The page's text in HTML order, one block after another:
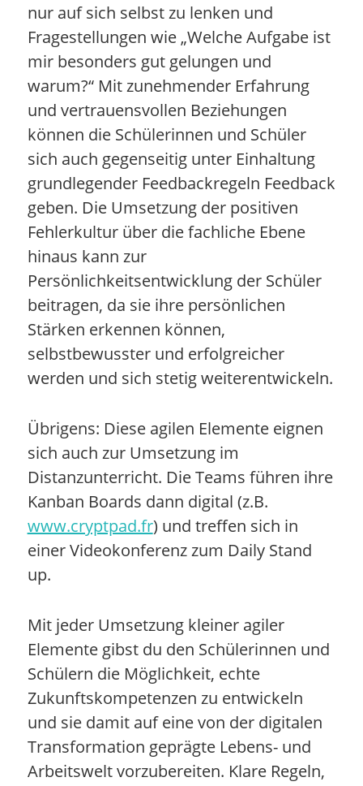
nur auf sich selbst zu lenken und
Fragestellungen wie „Welche Aufgabe ist
mir besonders gut gelungen und
warum?“ Mit zunehmender Erfahrung
und vertrauensvollen Beziehungen
können die Schülerinnen und Schüler
sich auch gegenseitig unter Einhaltung
grundlegender Feedbackregeln Feedback
geben. Die Umsetzung der positiven
Fehlerkultur über die fachliche Ebene
hinaus kann zur
Persönlichkeitsentwicklung der Schüler
beitragen, da sie ihre persönlichen
Stärken erkennen können,
selbstbewusster und erfolgreicher
werden und sich stetig weiterentwickeln.
Übrigens: Diese agilen Elemente eignen
sich auch zur Umsetzung im
Distanzunterricht. Die Teams führen ihre
Kanban Boards dann digital (z.B.
www.cryptpad.fr) und treffen sich in
einer Videokonferenz zum Daily Stand
up.
Mit jeder Umsetzung kleiner agiler
Elemente gibst du den Schülerinnen und
Schülern die Möglichkeit, echte
Zukunftskompetenzen zu entwickeln
und sie damit auf eine von der digitalen
Transformation geprägte Lebens- und
Arbeitswelt vorzubereiten. Klare Regeln,